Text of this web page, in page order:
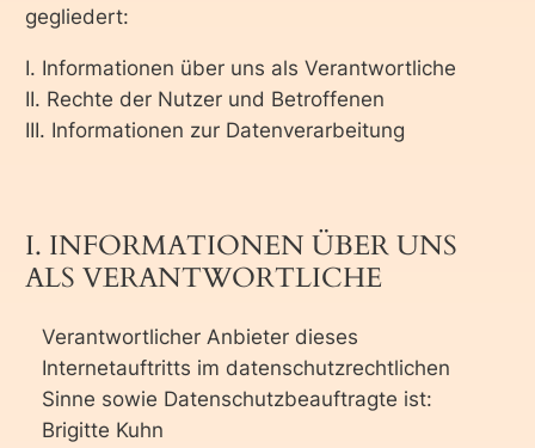
gegliedert:
I. Informationen über uns als Verantwortliche
II. Rechte der Nutzer und Betroffenen
III. Informationen zur Datenverarbeitung
I. INFORMATIONEN ÜBER UNS
ALS VERANTWORTLICHE
Verantwortlicher Anbieter dieses
Internetauftritts im datenschutzrechtlichen
Sinne sowie Datenschutzbeauftragte ist:
Brigitte Kuhn